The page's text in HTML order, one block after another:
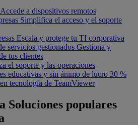
Accede a dispositivos remotos
Simplifica el acceso y el soporte
Escala y protege tu TI corporativa
servicios gestionados Gestiona y
tus clientes
el soporte y las operaciones
educativas y sin ánimo de lucro 30 %
tecnología de TeamViewer
Soluciones populares